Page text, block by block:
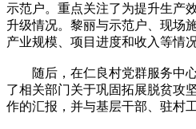
示范户。重点关注了为提升生产
升级情况。黎丽与示范户、现场
产业规模、项目进度和收入等情况
随后，在仁良村党群服务中心
了相关部门关于巩固拓展脱贫攻
作的汇报，并与基层干部、驻村